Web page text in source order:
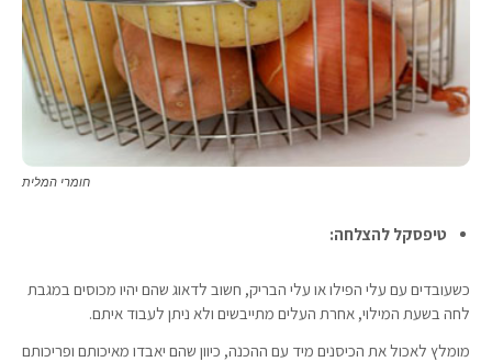
חומרי המלית
טיפסקל להצלחה:
כשעובדים עם עלי הפילו או עלי הבריק, חשוב לדאוג שהם יהיו מכוסים במגבת
לחה בשעת המילוי, אחרת העלים מתייבשים ולא ניתן לעבוד איתם.
מומלץ לאכול את הכיסנים מיד עם ההכנה, כיוון שהם יאבדו מאיכותם ופריכותם